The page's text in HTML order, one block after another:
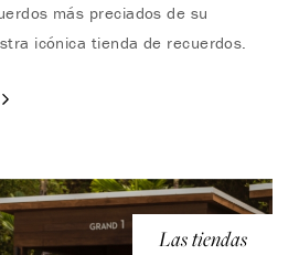
más preciados de su
icónica tienda de recuerdos.
Las tiendas